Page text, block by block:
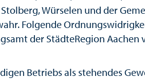
Würselen und der
Folgende
der StädteRegion Aachen
Betriebs als stehendes